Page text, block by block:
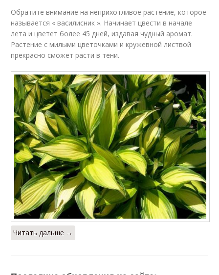
Обратите внимание на неприхотливое растение, которое
называется « василисник ». Начинает цвести в начале
лета и цветет более 45 дней, издавая чудный аромат.
Растение с милыми цветочками и кружевной листвой
прекрасно сможет расти в тени.
Читать дальше →